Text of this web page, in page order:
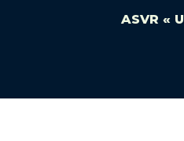
ASVR «